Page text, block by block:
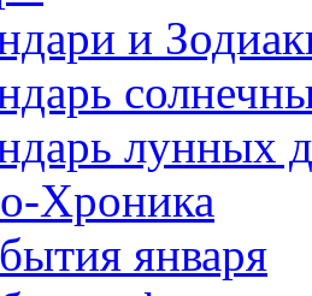
и
лунных
Хроника
января